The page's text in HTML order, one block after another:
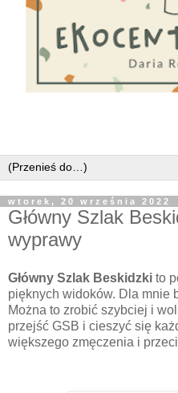
wtorek, 20 września 2022
Główny Szlak
wyprawy
Główny Szlak Beskidzki to
pięknych widoków. Dla mnie
Można to zrobić szybciej i
przejść GSB i cieszyć się
większego zmęczenia i